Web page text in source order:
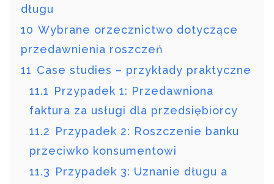
długu
10 Wybrane orzecznictwo dotyczące
przedawnienia roszczeń
11 Case studies – przykłady praktyczne
11.1 Przypadek 1: Przedawniona
faktura za usługi dla przedsiębiorcy
11.2 Przypadek 2: Roszczenie banku
przeciwko konsumentowi
11.3 Przypadek 3: Uznanie długu a